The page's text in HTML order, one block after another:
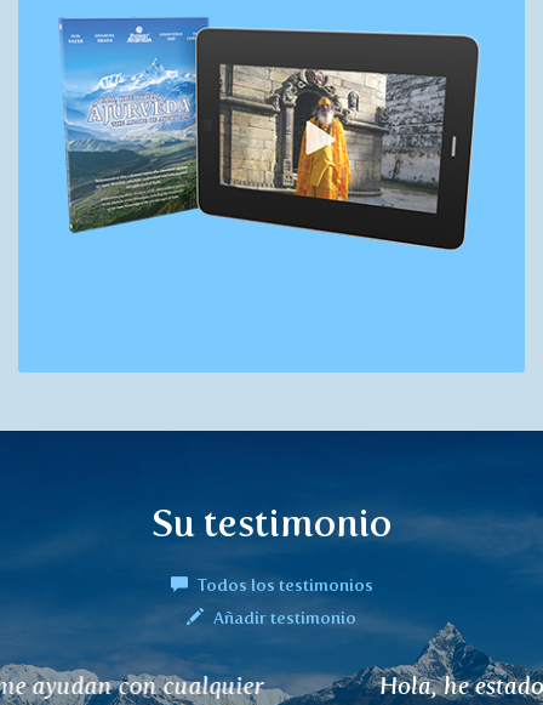
Su testimonio
Todos los testimonios
Añadir testimonio
Hola, he estado tomando el té VATA más